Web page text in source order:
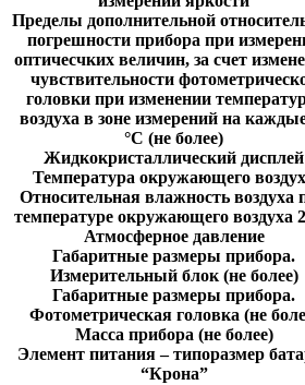
Пределы дополнительной
погрешности прибора при
оптичесчких величин, за счет
чувствительности
головки при изменении
воздуха в зоне измерений на
°С (не более)
Жидкокристаллический дисплей
Температура окружающего
Относительная влажность воздуха
температуре окружающего воздуха
Атмосферное давление
Габаритные размеры прибора.
Измерительный блок (не более)
Габаритные размеры прибора.
Фотометрическая головка (не
Масса прибора (не более)
Элемент питания – типоразмер
“Крона”